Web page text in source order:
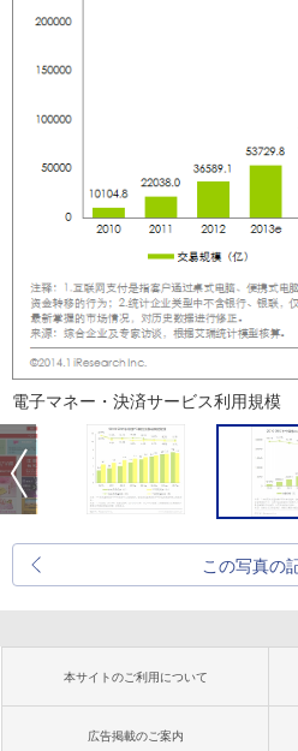
電子マネー・決済サービス利用規模
この写真の
本サイトのご利用について
広告掲載のご案内